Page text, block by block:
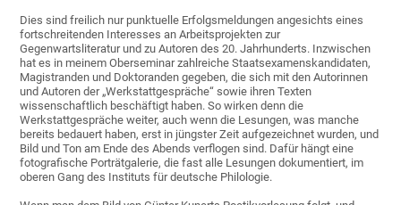
Dies sind freilich nur punktuelle Erfolgsmeldungen angesichts eines
fortschreitenden Interesses an Arbeitsprojekten zur
Gegenwartsliteratur und zu Autoren des 20. Jahrhunderts. Inzwischen
hat es in meinem Oberseminar zahlreiche Staatsexamenskandidaten,
Magistranden und Doktoranden gegeben, die sich mit den Autorinnen
und Autoren der „Werkstattgespräche“ sowie ihren Texten
wissenschaftlich beschäftigt haben. So wirken denn die
Werkstattgespräche weiter, auch wenn die Lesungen, was manche
bereits bedauert haben, erst in jüngster Zeit aufgezeichnet wurden, und
Bild und Ton am Ende des Abends verflogen sind. Dafür hängt eine
fotografische Porträtgalerie, die fast alle Lesungen dokumentiert, im
oberen Gang des Instituts für deutsche Philologie.